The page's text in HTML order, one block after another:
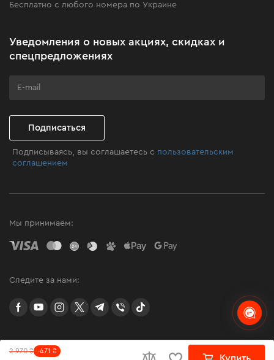
2 970 ₴ -471 ₴
2 970 ₴ -471 ₴
Клуб мастерства
Бесплатно с любого номера по Украине
Уведомления о новых акциях, скидках и
спецпредложениях
Подписаться
Подписываясь, вы соглашаетесь с пользовательским
соглашением
2011 - 2026 © Dnipro-M
Мы принимаем:
Следите за нами:
facebookyoutubeinstagramtwittertelegram
Viber TikTok